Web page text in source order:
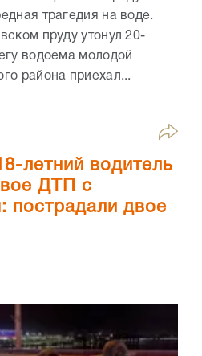
трагедия на воде.
пруду утонул 20-
водоема молодой
района приехал...
летний водитель
ДТП с
пострадали двое